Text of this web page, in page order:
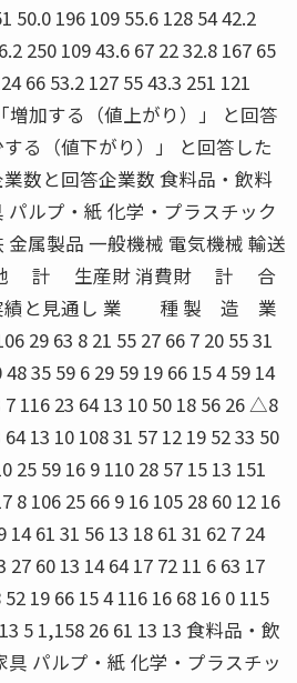
50.0 196 109 55.6 128 54 42.2
250 109 43.6 67 22 32.8 167 65
66 53.2 127 55 43.3 251 121
増加する（値上がり）」 と回答
る（値下がり）」 と回答した
数と回答企業数 食料品・飲料
ルプ・紙 化学・プラスチック
属製品 一般機械 電気機械 輸送
他 計 生産財 消費財 計 合
実績と見通し 業 種 製 造 業
29 63 8 21 55 27 66 7 20 55 31
35 59 6 29 59 19 66 15 4 59 14
116 23 64 13 10 50 18 56 26 △8
13 10 108 31 57 12 19 52 33 50
25 59 16 9 110 28 57 15 13 151
8 106 25 66 9 16 105 28 60 12 16
14 61 31 56 13 18 61 31 62 7 24
27 60 13 14 64 17 72 11 6 63 17
19 66 15 4 116 16 68 16 0 115
5 1,158 26 61 13 13 食料品・飲
パルプ・紙 化学・プラスチッ